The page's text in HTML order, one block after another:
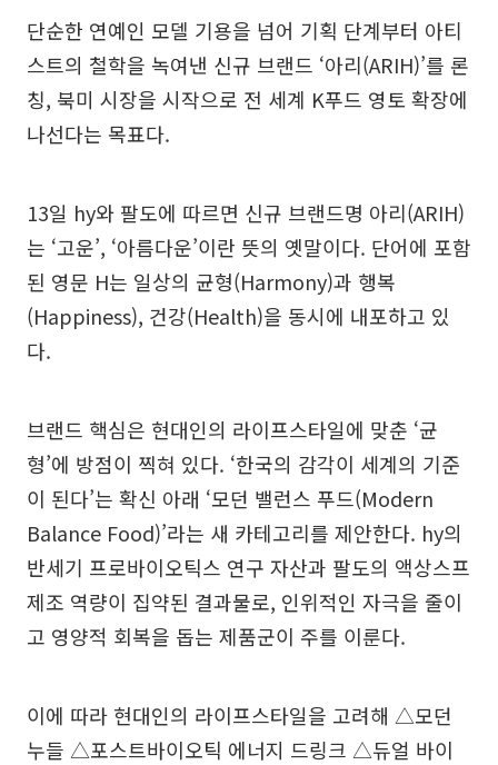
단순한 연예인 모델 기용을 넘어 기획 단계부터 아티
스트의 철학을 녹여낸 신규 브랜드 ‘아리(ARIH)’를 론
칭, 북미 시장을 시작으로 전 세계 K푸드 영토 확장에
나선다는 목표다.
13일 hy와 팔도에 따르면 신규 브랜드명 아리(ARIH)
는 ‘고운’, ‘아름다운’이란 뜻의 옛말이다. 단어에 포함
된 영문 H는 일상의 균형(Harmony)과 행복
(Happiness), 건강(Health)을 동시에 내포하고 있
다.
브랜드 핵심은 현대인의 라이프스타일에 맞춘 ‘균
형’에 방점이 찍혀 있다. ‘한국의 감각이 세계의 기준
이 된다’는 확신 아래 ‘모던 밸런스 푸드(Modern
Balance Food)’라는 새 카테고리를 제안한다. hy의
반세기 프로바이오틱스 연구 자산과 팔도의 액상스프
제조 역량이 집약된 결과물로, 인위적인 자극을 줄이
고 영양적 회복을 돕는 제품군이 주를 이룬다.
이에 따라 현대인의 라이프스타일을 고려해 △모던
누들 △포스트바이오틱 에너지 드링크 △듀얼 바이